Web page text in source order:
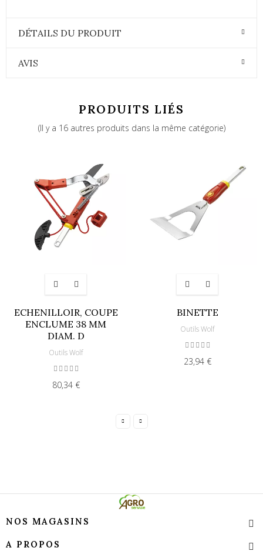
DÉTAILS DU PRODUIT
AVIS
PRODUITS LIÉS
(Il y a 16 autres produits dans la même catégorie)
ECHENILLOIR, COUPE
ENCLUME 38 MM
DIAM. D
Outils Wolf
80,34 €
BINETTE
Outils Wolf
23,94 €
NOS MAGASINS
A PROPOS